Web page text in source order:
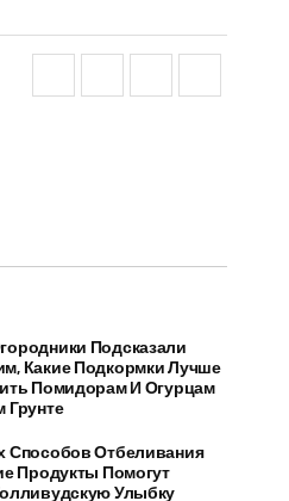
Подсказали
Какие Подкормки Лучше
Помидорам И Огурцам
Грунте
Способов Отбеливания
Продукты Помогут
Улыбку